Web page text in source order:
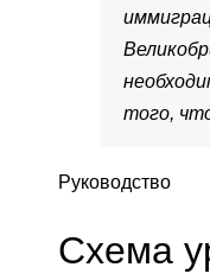
того,
Руководство
Схема